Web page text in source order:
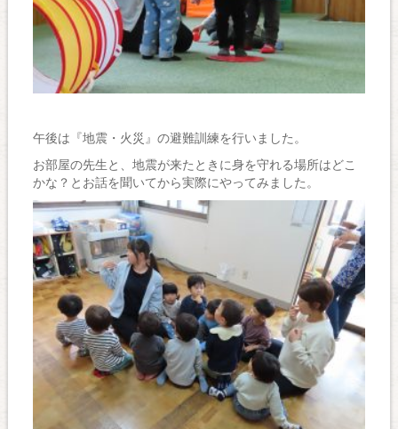
午後は『地震・火災』の避難訓練を行いました。
お部屋の先生と、地震が来たときに身を守れる場所はどこ
かな？とお話を聞いてから実際にやってみました。